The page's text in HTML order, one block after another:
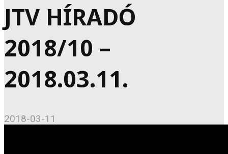
JTV HÍRADÓ
2018/10 –
2018.03.11.
2018-03-11